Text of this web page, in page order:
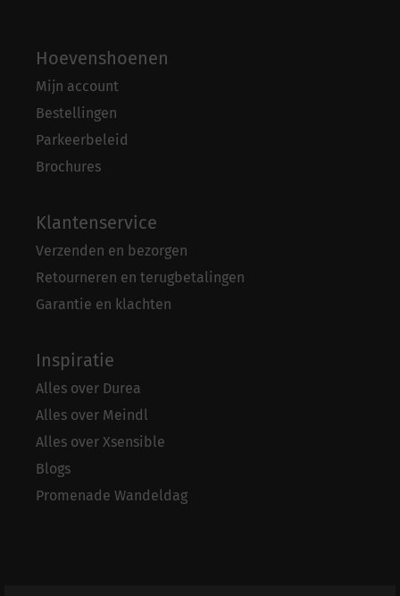
Hoevenshoenen
Mijn account
Bestellingen
Parkeerbeleid
Brochures
Klantenservice
Verzenden en bezorgen
Retourneren en terugbetalingen
Garantie en klachten
Inspiratie
Alles over Durea
Alles over Meindl
Alles over Xsensible
Blogs
Promenade Wandeldag